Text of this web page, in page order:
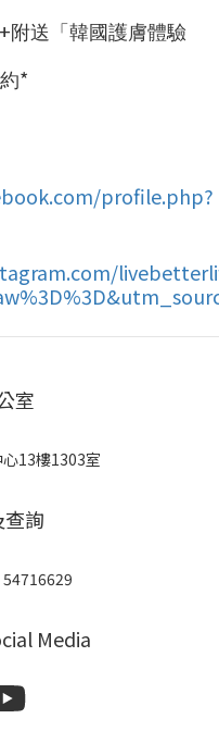
附送「韓國護膚體驗
*
profile.php?
室
13樓1303室
詢
Media